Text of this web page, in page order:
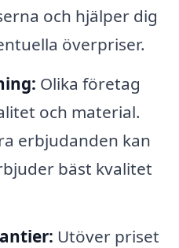
och hjälper dig
överpriser.
Olika företag
och material.
erbjudanden kan
bäst kvalitet
Utöver priset